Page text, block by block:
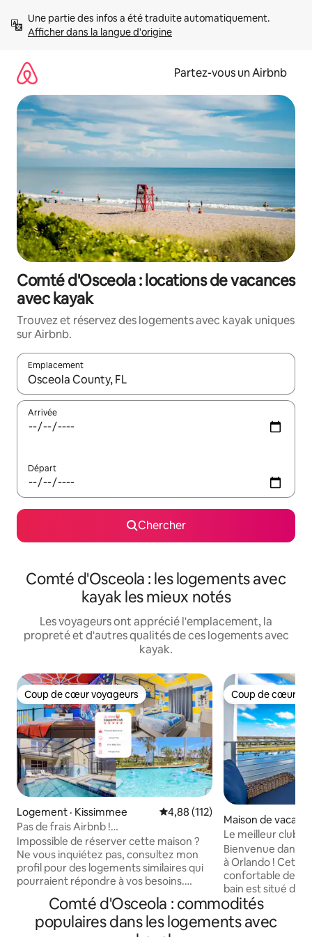
directement
Afficher dans la langue d'origine
Partez-vous un Airbnb
Comté d'Osceola : locations de vacances
avec kayak
Trouvez et réservez des logements avec kayak uniques
sur Airbnb.
Emplacement
Quand les résultats sont affichés, parcourez-les en utilisant
Arrivée
Départ
Chercher
Comté d'Osceola : les logements avec
kayak les mieux notés
Les voyageurs ont apprécié l'emplacement, la
propreté et d'autres qualités de ces logements avec
kayak.
Coup de cœur voyageurs
Coup de cœur voyageurs
Logement · Kissimmee Note moyenne de 4,88 sur 5,
4,88 (112)
Pas de frais Airbnb !
Maison/piscine/spa/complexe hôtelier à
thème 243621
Impossible de réserver cette maison ?
Ne vous inquiétez pas, consultez mon
profil pour des logements similaires qui
pourraient répondre à vos besoins.
NOUS DISPOSONS D'UN SERVICE
CLIENT 24H/24 ! Échappez à la routine
de visiter les parcs tous les jours et
entrez dans cette toute nouvelle maison
Coup de cœur
Coup de cœur
Maison de
mee
Le meilleur
temps/une rivière
Disney
Bienvenue dans
à Orlando ! Cet
confortable de 2
bain est situé
complexe Storey
quelques
d'Universal, de
Comté d'Osceola : commodités
populaires dans les logements avec